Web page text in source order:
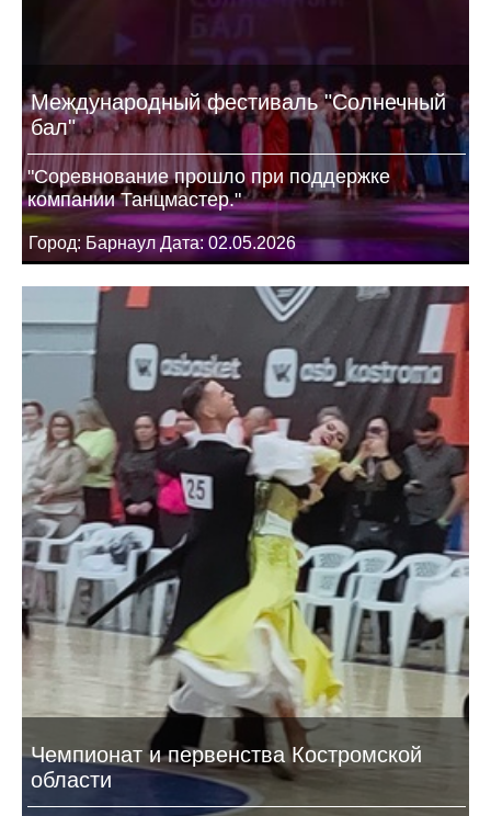
Международный фестиваль "Солнечный
бал"
"Соревнование прошло при поддержке
компании Танцмастер."
Город: Барнаул Дата: 02.05.2026
Чемпионат и первенства Костромской
области